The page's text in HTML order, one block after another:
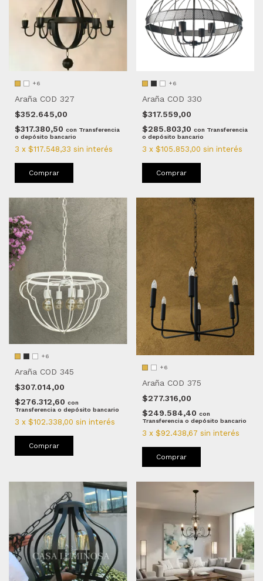
+6
Araña COD 327
$352.645,00
$317.380,50 con Transferencia
o depósito bancario
3 x $117.548,33 sin interés
Comprar
+6
Araña COD 330
$317.559,00
$285.803,10 con Transferencia
o depósito bancario
3 x $105.853,00 sin interés
Comprar
+6
Araña COD 345
$307.014,00
$276.312,60 con
Transferencia o depósito bancario
3 x $102.338,00 sin interés
Comprar
+6
Araña COD 375
$277.316,00
$249.584,40 con
Transferencia o depósito bancario
3 x $92.438,67 sin interés
Comprar